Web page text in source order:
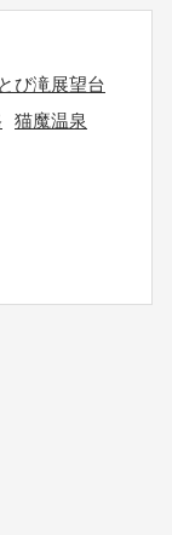
とび滝展望台
猫魔温泉